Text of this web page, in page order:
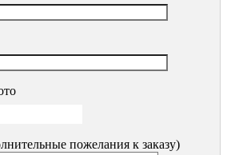
пожелания к заказу)